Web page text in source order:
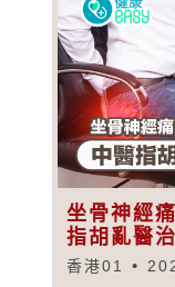
坐骨神經
指胡亂醫
香港01